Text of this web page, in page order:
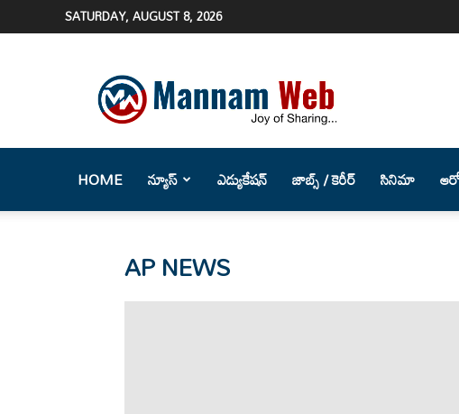
SATURDAY, AUGUST 8, 2026
Web
(మన్నం
News
HOME న్యూస్ ఎడ్యుకేషన్ జాబ్స్ / కెరీర్ సినిమా
AP NEWS